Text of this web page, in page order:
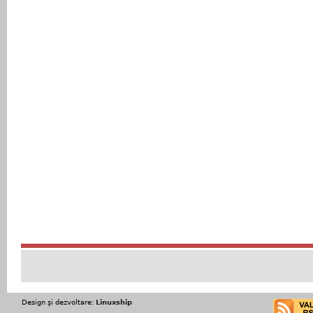
Design şi dezvoltare: Linuxship